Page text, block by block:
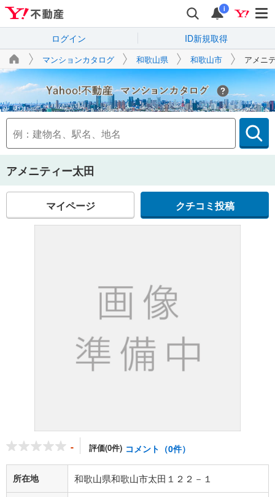
i
ログイン ID新規取得
マンションカタログ 和歌山県 和歌山市 アメニ
Yahoo!不動産
アメニティー太田
マイページ クチコミ投稿
- 評価(0件) コメント（0件）
所在地 和歌山県和歌山市太田１２２－１